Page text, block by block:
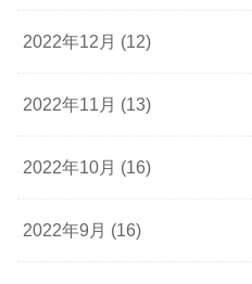
2022年12月 (12)
2022年11月 (13)
2022年10月 (16)
2022年9月 (16)